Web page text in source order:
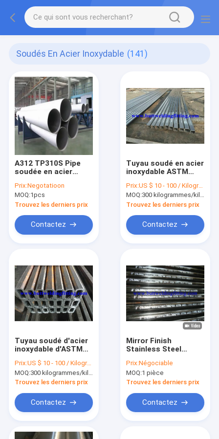
Soudés En Acier Inoxydable (141)
A312 TP310S Pipe
soudée en acier
Prix:Negotatioon
MOQ:1pcs
Trouvez les derniers prix
Contactez
Tuyau soudé en acier
inoxydable ASTM
Prix:US $ 10 - 100 / Kilogram
MOQ:300 kilogrammes/kilogrammes
Trouvez les derniers prix
Contactez
Tuyau soudé d'acier
inoxydable d'ASTM
Prix:US $ 10 - 100 / Kilogram
MOQ:300 kilogrammes/kilogrammes
Trouvez les derniers prix
Contactez
Mirror Finish
Stainless Steel
304/316L ASTM A312
Polished Tube for
Decoration
Prix:Négociable
MOQ:1 pièce
Trouvez les derniers prix
Contactez